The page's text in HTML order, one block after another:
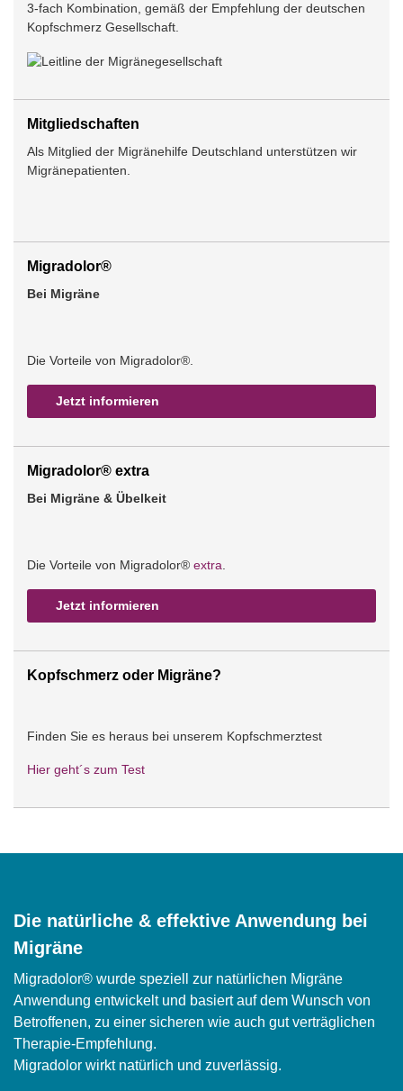
3-fach Kombination, gemäß der Empfehlung der deutschen
Kopfschmerz Gesellschaft.
Mitgliedschaften
Als Mitglied der Migränehilfe Deutschland unterstützen wir
Migränepatienten.
Migradolor®
Bei Migräne
Die Vorteile von Migradolor®.
Jetzt informieren
Migradolor® extra
Bei Migräne & Übelkeit
Die Vorteile von Migradolor® extra
Jetzt informieren
Kopfschmerz oder Migräne?
Finden Sie es heraus bei unserem Kopfschmerztest
Hier geht´s zum Test
Die natürliche & effektive Anwendung bei
Migräne
Migradolor® wurde speziell zur natürlichen Migräne
Anwendung entwickelt und basiert auf dem Wunsch von
Betroffenen, zu einer sicheren wie auch gut verträglichen
Therapie-Empfehlung.
Migradolor wirkt natürlich und zuverlässig.